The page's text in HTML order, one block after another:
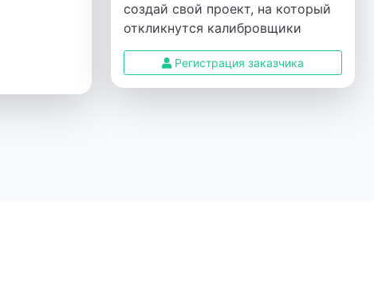
создай свой проект, на который
откликнутся калибровщики
Регистрация заказчика